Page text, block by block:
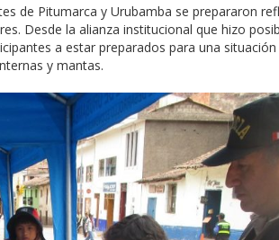
de Pitumarca y Urubamba se prepararon
Desde la alianza institucional que hizo
a estar preparados para una situación
y mantas.